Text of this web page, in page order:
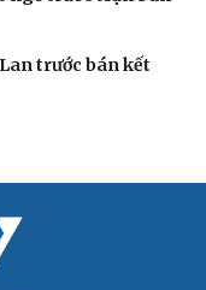
trước bán kết